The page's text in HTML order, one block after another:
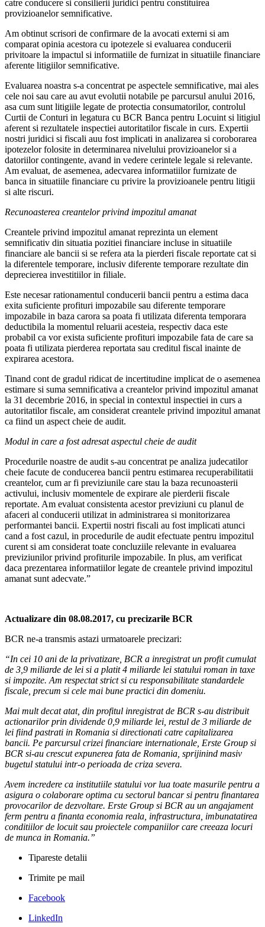
catre conducere si consilierii juridici pentru constituirea
provizioanelor semnificative.
Am obtinut scrisori de confirmare de la avocati externi si am
comparat opinia acestora cu ipotezele si evaluarea conducerii
privitoare la impactul si informatiile de furnizat in situatiile financiare
aferente litigiilor semnificative.
Evaluarea noastra s-a concentrat pe aspectele semnificative, mai ales
cele noi sau care au avut evolutii notabile pe parcursul anului 2016,
asa cum sunt litigiile legate de protectia consumatorilor, controlul
Curtii de Conturi in legatura cu BCR Banca pentru Locuint si litigiul
aferent si rezultatele inspectiei autoritatilor fiscale in curs. Expertii
nostri juridici si fiscali auu fost implicati in analizarea si coroborarea
ipotezelor folosite in determinarea nivelului provizioanelor si a
datoriilor contingente, avand in vedere cerintele legale si relevante.
Am evaluat, de asemenea, adecvarea informatiilor furnizate de
banca in situatiile financiare cu privire la provizioanele pentru litigii
si alte riscuri.
Recunoasterea creantelor privind impozitul amanat
Creantele privind impozitul amanat reprezinta un element
semnificativ din situatia pozitiei financiare incluse in situatiile
financiare ale bancii si se refera ata la pierderi fiscale reportate cat si
la diferentele temporare, inclusiv diferente temporare rezultate din
deprecierea investitiilor in filiale.
Este necesar rationamentul conducerii bancii pentru a estima daca
exita suficiente profituri impozabile sau diferente temporare
impozabile in baza carora sa poata fi utilizata diferenta temporara
deductibila la momentul reluarii acesteia, respectiv daca este
probabil ca vor exista suficiente profituri impozabile fata de care sa
poata fi utilizata pierderea reportata sau creditul fiscal inainte de
expirarea acestora.
Tinand cont de gradul ridicat de incertitudine implicat de o asemenea
estimare si suma semnificativa a creantelor privind impozitul amanat
la 31 decembrie 2016, in special in contextul inspectiei in curs a
autoritatilor fiscale, am considerat creantele privind impozitul amanat
ca fiind un aspect cheie de audit.
Modul in care a fost adresat aspectul cheie de audit
Procedurile noastre de audit s-au concentrat pe analiza judecatilor
cheie facute de conducerea bancii pentru estimarea recuperabilitatii
creantelor, cum ar fi previziunile care stau la baza recunoasterii
activului, inclusiv momentele de expirare ale pierderii fiscale
reportate. Am evaluat consistenta acestor previziuni cu planul de
afaceri al conducerii utilizat in administrarea si monitorizarea
performantei bancii. Expertii nostri fiscali au fost implicati atunci
cand a fost cazul, in procedurile de audit efectuate pentru impozitul
curent si am considerat toate concluziile relevante in evaluarea
previziunilor privind profiturile impozabile. In plus, am verificat
daca prezentarea informatiilor legate de creantele privind impozitul
amanat sunt adecvate.”
Actualizare din 08.08.2017, cu precizarile BCR
BCR ne-a transmis astazi urmatoarele precizari:
“In cei 10 ani de la privatizare, BCR a inregistrat un profit cumulat
de 3,9 miliarde de lei si a platit 4 miliarde lei statului roman in taxe
si impozite. Am respectat strict si cu responsabilitate standardele
fiscale, precum si cele mai bune practici din domeniu.
Mai mult decat atat, din profitul inregistrat de BCR s-au distribuit
actionarilor prin dividende 0,9 miliarde lei, restul de 3 miliarde de
lei fiind pastrati in Romania si directionati catre capitalizarea
bancii. Pe parcursul crizei financiare internationale, Erste Group si
BCR si-au crescut expunerea fata de Romania, sprijinind masiv
bugetul statului intr-o perioada de criza severa.
Avem incredere ca institutiile statului vor lua toate masurile pentru a
asigura o colaborare optima cu sectorul bancar si pentru finantarea
provocarilor de dezvoltare. Erste Group si BCR au un angajament
ferm pentru a finanta economia reala, infrastructura, imbunatatirea
conditiilor de locuit sau proiectele companiilor care creeaza locuri
de munca in Romania.”
Tipareste detalii
Trimite pe mail
Facebook
LinkedIn